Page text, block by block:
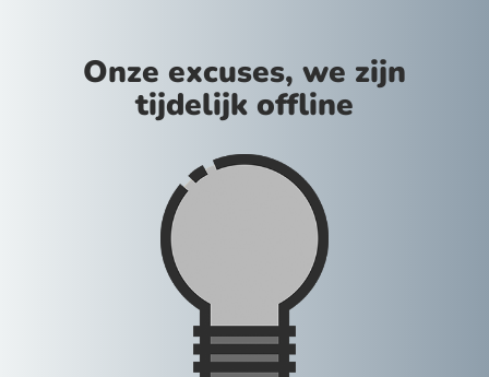
Onze excuses, we zijn
tijdelijk offline